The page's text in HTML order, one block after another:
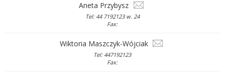
Aneta Przybysz
Tel: 44 7192123 w. 24
Fax:
Wiktoria Maszczyk-Wójciak
Tel: 447192123
Fax: